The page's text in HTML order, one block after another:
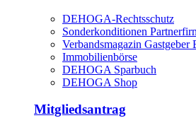
DEHOGA-Rechtsschutz
Sonderkonditionen
Verbandsmagazin Gastgeber
Immobilienbörse
DEHOGA Sparbuch
DEHOGA Shop
Mitgliedsantrag